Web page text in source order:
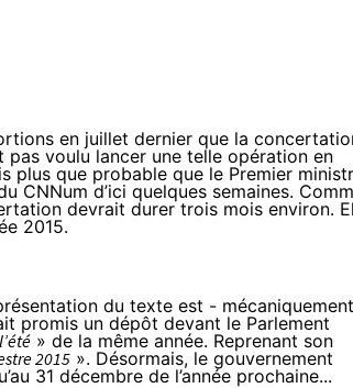
en juillet dernier que la
pas voulu lancer une telle opération en
plus que probable que le Premier
CNNum d’ici quelques semaines.
devrait durer trois mois environ.
2015.
du texte est -
promis un dépôt devant le Parlement
l’été » de la même année. Reprenant son
2015 ». Désormais, le gouvernement
31 décembre de l’année prochaine...